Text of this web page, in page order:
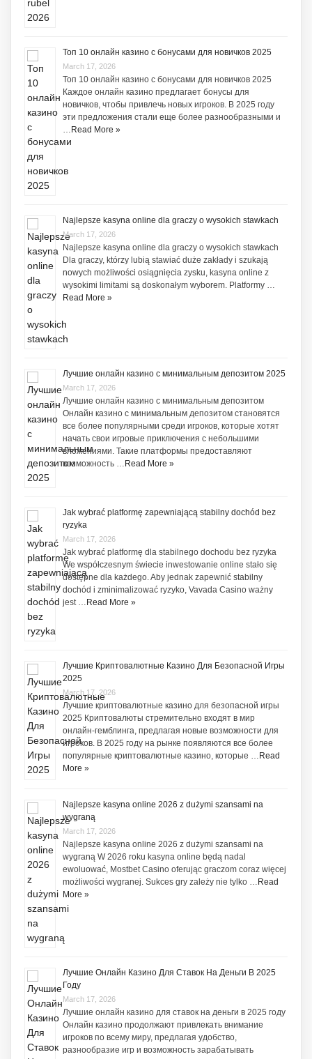
Топ 10 онлайн казино с бонусами для новичков 2025
March 17, 2026
Топ 10 онлайн казино с бонусами для новичков 2025
Каждое онлайн казино предлагает бонусы для
новичков, чтобы привлечь новых игроков. В 2025 году
эти предложения стали еще более разнообразными и
… Read More »
Najlepsze kasyna online dla graczy o wysokich stawkach
March 17, 2026
Najlepsze kasyna online dla graczy o wysokich stawkach
Dla graczy, którzy lubią stawiać duże zakłady i szukają
nowych możliwości osiągnięcia zysku, kasyna online z
wysokimi limitami są doskonałym wyborem. Platformy …
Read More »
Лучшие онлайн казино с минимальным депозитом 2025
March 17, 2026
Лучшие онлайн казино с минимальным депозитом
Онлайн казино с минимальным депозитом становятся
все более популярными среди игроков, которые хотят
начать свои игровые приключения с небольшими
вложениями. Такие платформы предоставляют
возможность … Read More »
Jak wybrać platformę zapewniającą stabilny dochód bez
ryzyka
March 17, 2026
Jak wybrać platformę dla stabilnego dochodu bez ryzyka
We współczesnym świecie inwestowanie online stało się
dostępne dla każdego. Aby jednak zapewnić stabilny
dochód i zminimalizować ryzyko, Vavada Casino ważny
jest … Read More »
Лучшие Криптовалютные Казино Для Безопасной Игры
2025
March 17, 2026
Лучшие криптовалютные казино для безопасной игры
2025 Криптовалюты стремительно входят в мир
онлайн-гемблинга, предлагая новые возможности для
игроков. В 2025 году на рынке появляются все более
популярные криптовалютные казино, которые … Read
More »
Najlepsze kasyna online 2026 z dużymi szansami na
wygraną
March 17, 2026
Najlepsze kasyna online 2026 z dużymi szansami na
wygraną W 2026 roku kasyna online będą nadal
ewoluować, Mostbet Casino oferując graczom coraz więcej
możliwości wygranej. Sukces gry zależy nie tylko … Read
More »
Лучшие Онлайн Казино Для Ставок На Деньги В 2025
Году
March 17, 2026
Лучшие онлайн казино для ставок на деньги в 2025 году
Онлайн казино продолжают привлекать внимание
игроков по всему миру, предлагая удобство,
разнообразие игр и возможность зарабатывать